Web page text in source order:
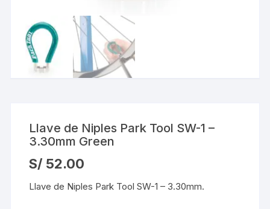
Llave de Niples Park Tool SW-1 –
3.30mm Green
S/ 52.00
Llave de Niples Park Tool SW-1 – 3.30mm.